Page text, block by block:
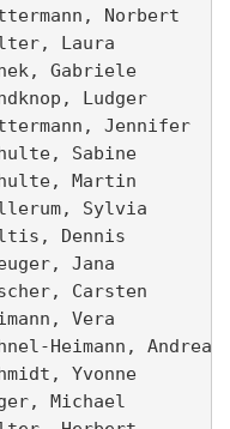
Norbert
Laura
Gabriele
Ludger
Jennifer
Sabine
Martin
Sylvia
Dennis
Jana
Carsten
Vera
Heimann,
Yvonne
Michael